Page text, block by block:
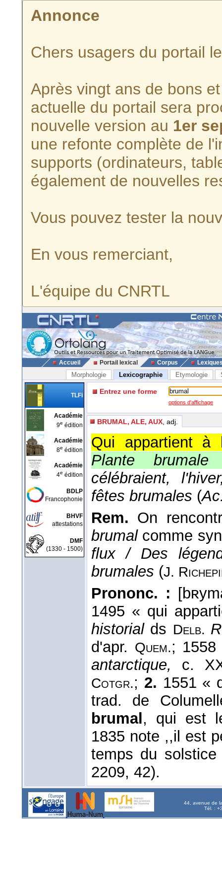
Annonce
Chers usagers du portail
Après vingt ans de bons
actuelle du portail sera
nouvelle version au 1er
une refonte complète de
supports (ordinateurs,
également de nouvelles
Vous pouvez tester la
En vous remerciant,
L'équipe du CNRTL
Accueil Portail lexical Corpus
Morphologie Lexicographie Etymologie
TLFi
Académie
9e édition
Académie
8e édition
Académie
4e édition
BDLP
Francophonie
BHVF
attestations
DMF
(1330 - 1500)
Entrez une forme
options d'affichage
BRUMAL, ALE, AUX , adj.
Qui appartient à
Plante
célébraient,
fêtes brumales (
Rem. On
brumalcomme
flux / Des
brumales (J.
Prononc. :
1495 « qui
historial ds Delb.
d'apr. Quem.; 1558
antarctique,
c.
Cotgr.; 2. 1551 «
trad. de
brumal , qui est
1835 note ,,il est
temps du
2209, 42).
44, avenue de
Tél. :